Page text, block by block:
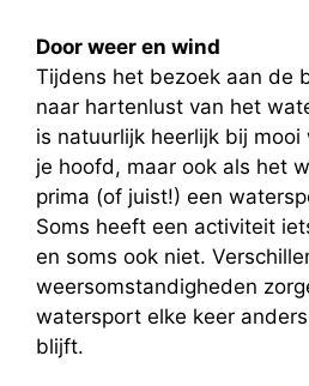
Door weer en wind
Tijdens het bezoek aan de
naar hartenlust van het
is natuurlijk heerlijk bij
je hoofd, maar ook als het
prima (of juist!) een
Soms heeft een activiteit
en soms ook niet.
weersomstandigheden
watersport elke keer
blijft.